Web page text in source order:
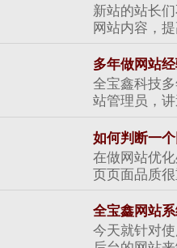
新站的站长
网站内容，
多年做网站
全宝鑫科技
站管理员，
如何判断一
在做网站优
页页面品质
全宝鑫网站
今天就针对